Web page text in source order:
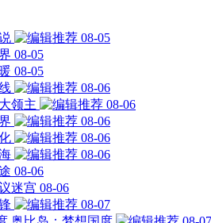
08-05
08-05
08-05
08-06
领主
08-06
08-06
08-06
08-06
08-06
迷宫 08-06
08-07